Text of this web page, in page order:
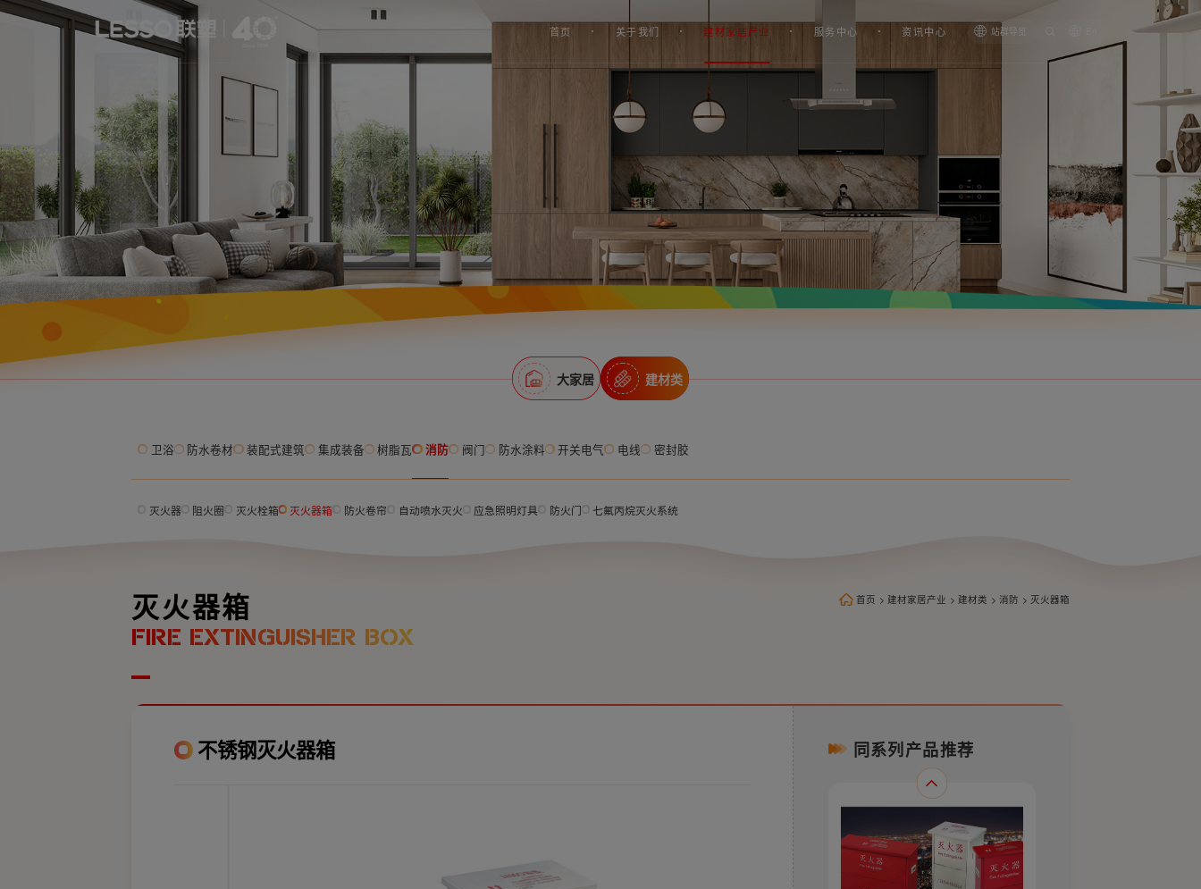
首页 关于我们 建材家居产业 服务中心 资讯中心 站群导览
大家居 建材类
卫浴 防水卷材 装配式建筑 集成装备 树脂瓦 消防 阀门 防水涂料 开关电气 电线 密封胶
灭火器 阻火圈 灭火栓箱 灭火器箱 防火卷帘 自动喷水灭火 应急照明灯具 防火门 七氟丙烷灭火系统
灭火器箱
FIRE EXTINGUISHER BOX
首页 > 建材家居产业 > 建材类 > 消防 > 灭火器箱
不锈钢灭火器箱 同系列产品推荐